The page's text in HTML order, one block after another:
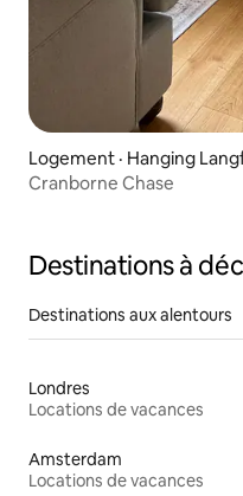
Logement · Hanging
Cranborne Chase
Destinations à
Destinations aux alentours
Londres
Locations de vacances
Amsterdam
Locations de vacances